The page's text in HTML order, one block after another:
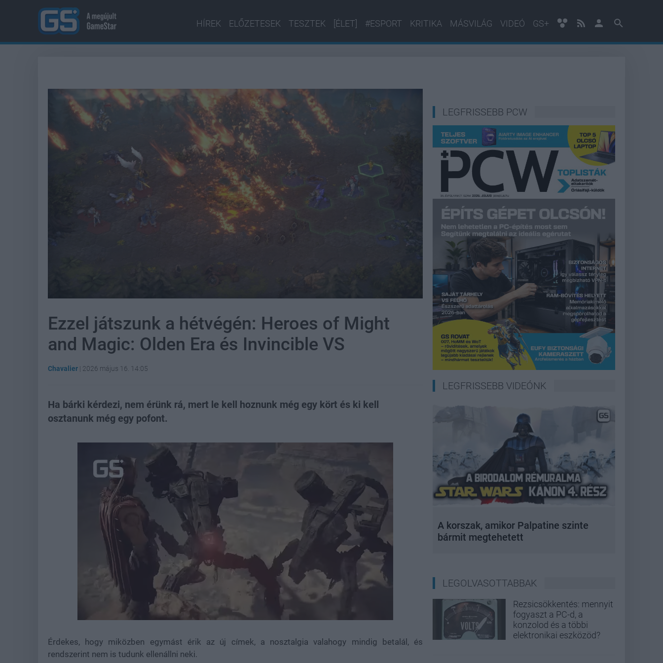
HÍREK ELŐZETESEK TESZTEK [ÉLET] #ESPORT KRITIKA MÁSVILÁG VIDEÓ GS+
Ezzel játszunk a hétvégén: Heroes of Might
and Magic: Olden Era és Invincible VS
Chavalier | 2026 május 16. 14:05
Ha bárki kérdezi, nem érünk rá, mert le kell hoznunk még egy kört és ki kell
osztanunk még egy pofont.
44.57%
Érdekes, hogy miközben egymást érik az új címek, a nosztalgia valahogy mindig betalál, és
rendszerint nem is tudunk ellenállni neki.
LEGFRISSEBB PCW
LEGFRISSEBB VIDEÓNK
A korszak, amikor Palpatine szinte
bármit megtehetett
LEGOLVASOTTABBAK
Rezsicsökkentés: mennyit
fogyaszt a PC-d, a
konzolod és a többi
elektronikai eszközöd?